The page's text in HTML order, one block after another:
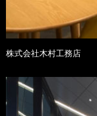
株式会社木村工務店